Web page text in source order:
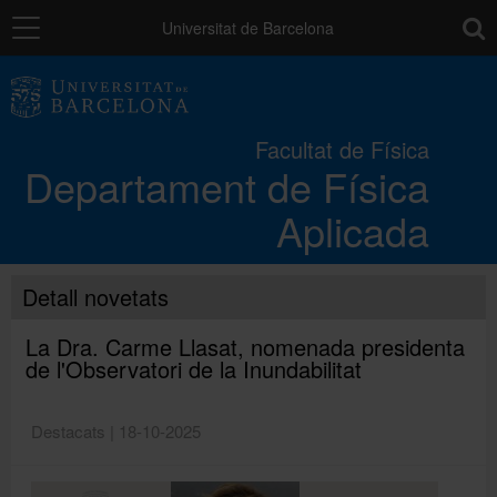
Navegació Universitat de Barcelona
Facultat de Física
Departament de Física
Aplicada
El Departament
Docència
Recerca
Detall novetats
La Dra. Carme Llasat, nomenada presidenta
de l'Observatori de la Inundabilitat
Destacats | 18-10-2025